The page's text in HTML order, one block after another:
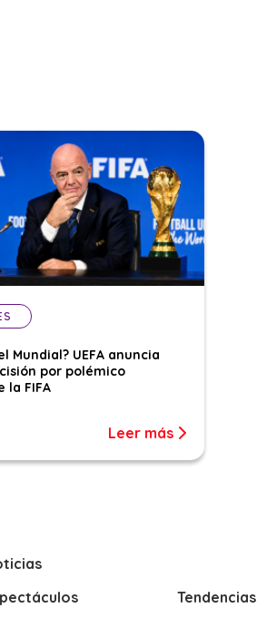
Mundial? UEFA anuncia
por polémico
la FIFA
Leer más
Tendencias